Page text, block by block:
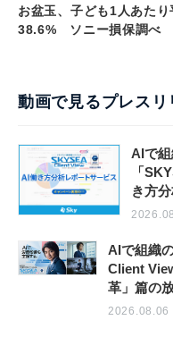
お盆玉、子ども1人あた
38.6% ソニー損保調べ
動画で見るプレスリ
AIで組
「
き方
AIで組織
Client
革」篇の
2026.08.06